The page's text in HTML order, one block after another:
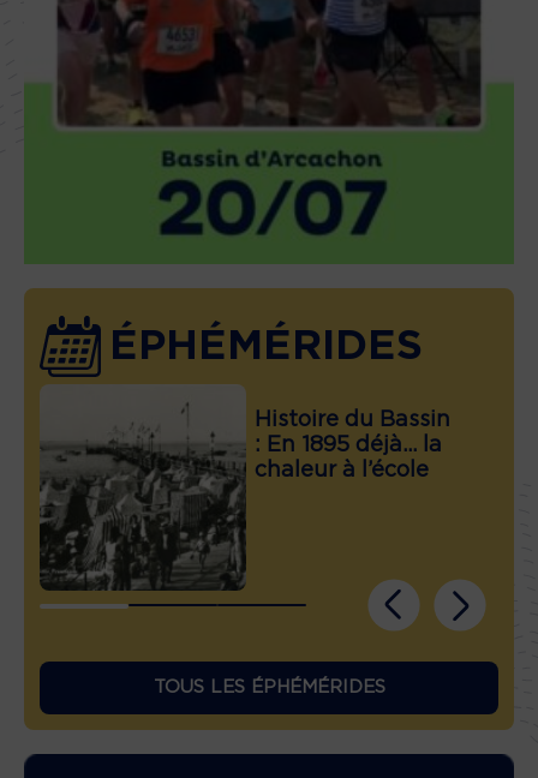
ÉPHÉMÉRIDES
Histoire du Bassin
: En 1895 déjà… la
chaleur à l’école
TOUS LES ÉPHÉMÉRIDES